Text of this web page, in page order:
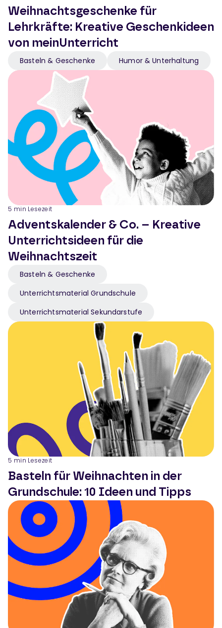
Weihnachtsgeschenke für
Lehrkräfte: Kreative Geschenkideen
von meinUnterricht
Basteln & Geschenke Humor & Unterhaltung
5 min Lesezeit
Adventskalender & Co. – Kreative
Unterrichtsideen für die
Weihnachtszeit
Basteln & Geschenke
Unterrichtsmaterial Grundschule
Unterrichtsmaterial Sekundarstufe
5 min Lesezeit
Basteln für Weihnachten in der
Grundschule: 10 Ideen und Tipps